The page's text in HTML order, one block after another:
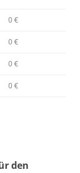
0 €
0 €
0 €
0 €
den